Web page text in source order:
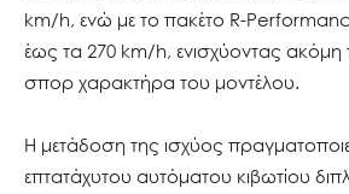
km/h, ενώ με το πακέτο R-
έως τα 270 km/h, ενισχύοντας ακόμη
σπορ χαρακτήρα του μοντέλου.
Η μετάδοση της ισχύος
επτατάχυτου αυτόματου κιβωτίου